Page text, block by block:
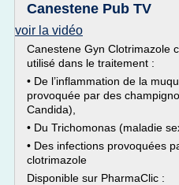
Canestene Pub TV
voir la vidéo
Canestene Gyn Clotrimazole
utilisé dans le traitement :
• De l’inflammation de la
provoquée par des
Candida),
• Du Trichomonas (maladie
• Des infections provoquées
clotrimazole
Disponible sur PharmaClic :